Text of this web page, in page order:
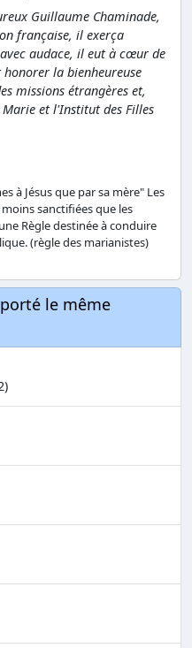
Guillaume Chaminade,
française, il exerça
audace, il eut à cœur de
la bienheureuse
missions étrangères et,
et l'Institut des Filles
à Jésus que par sa mère" Les
sanctifiées que les
Règle destinée à conduire
(règle des marianistes)
le même